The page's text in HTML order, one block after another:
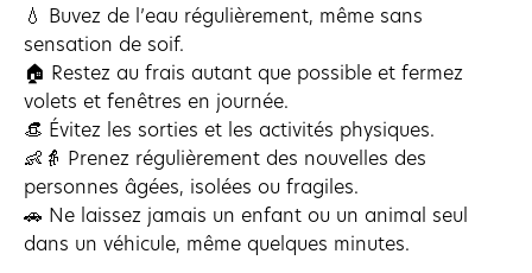
💧 Buvez de l’eau régulièrement, même sans
sensation de soif.
🏠 Restez au frais autant que possible et fermez
volets et fenêtres en journée.
👒 Évitez les sorties et les activités physiques.
👶👵 Prenez régulièrement des nouvelles des
personnes âgées, isolées ou fragiles.
🚗 Ne laissez jamais un enfant ou un animal seul
dans un véhicule, même quelques minutes.